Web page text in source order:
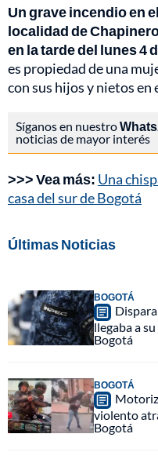
Un grave incendio en
localidad de
en la tarde del lunes 4
es propiedad de una
con sus hijos y nietos en
Síganos en nuestro
noticias de mayor interés
>>> Vea más: Una
casa del sur de Bogotá
Últimas Noticias
BOGOTÁ
llegaba a
Bogotá
BOGOTÁ
violento
Bogotá